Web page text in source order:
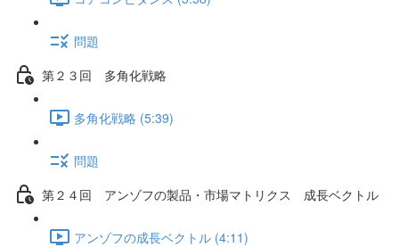
問題
第２３回 多角化戦略
多角化戦略 (5:39)
問題
第２４回 アンゾフの製品・市場マトリクス 成長ベクトル
アンゾフの成長ベクトル (4:11)